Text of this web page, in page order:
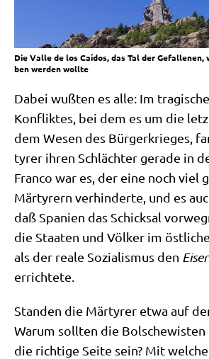
Die Val­le de los Caí­dos, das Tal der
ben wer­den wollte
Dabei wuß­ten es alle: Im
Kon­flik­tes, bei dem es um die
dem Wesen des Bür­ger­krie­ges,
ty­rer ihren Schläch­ter gera­de in
Fran­co war es, der eine noch viel
Mär­ty­rern ver­hin­der­te, und es
daß Spa­ni­en das Schick­sal
die Staa­ten und Völ­ker im
als der rea­le Sozia­lis­mus den
errichtete.
Stan­den die Mär­ty­rer etwa auf
War­um soll­ten die Bol­sche­wi­sten
die rich­ti­ge Sei­te sein? Mit